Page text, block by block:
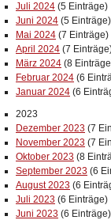
Juli 2024 (5 Einträge)
Juni 2024 (5 Einträge)
Mai 2024 (7 Einträge)
April 2024 (7
März 2024 (8
Februar 2024 (6
Januar 2024 (6
2023
Dezember 2023 (7
November 2023 (7
Oktober 2023 (8
September 2023 (6
August 2023 (6
Juli 2023 (6 Einträge)
Juni 2023 (6 Einträge)